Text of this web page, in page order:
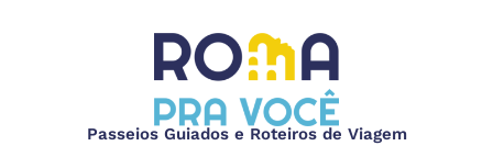
Passeios Guiados e Roteiros de Viagem